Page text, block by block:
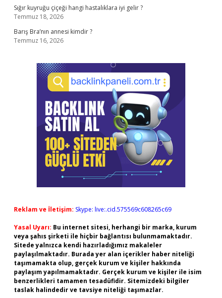
Sığır kuyruğu çiçeği hangi hastalıklara iyi gelir ?
Temmuz 18, 2026
Barış Bra’nın annesi kimdir ?
Temmuz 16, 2026
Reklam ve İletişim: Skype: live:.cid.575569c608265c69
Yasal Uyarı: Bu internet sitesi, herhangi bir marka, kurum
veya şahıs şirketi ile hiçbir bağlantısı bulunmamaktadır.
Sitede yalnızca kendi hazırladığımız makaleler
paylaşılmaktadır. Burada yer alan içerikler haber niteliği
taşımamakta olup, gerçek kurum ve kişiler hakkında
paylaşım yapılmamaktadır. Gerçek kurum ve kişiler ile isim
benzerlikleri tamamen tesadüfidir. Sitemizdeki bilgiler
taslak halindedir ve tavsiye niteliği taşımazlar.